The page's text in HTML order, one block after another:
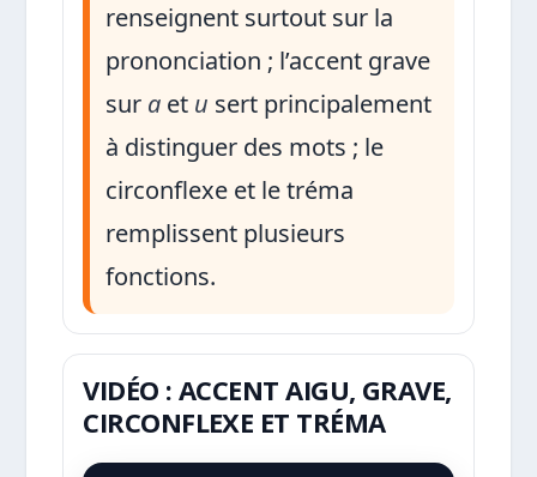
renseignent surtout sur la
prononciation ; l’accent grave
sur a et u sert principalement
à distinguer des mots ; le
circonflexe et le tréma
remplissent plusieurs
fonctions.
VIDÉO : ACCENT AIGU, GRAVE,
CIRCONFLEXE ET TRÉMA